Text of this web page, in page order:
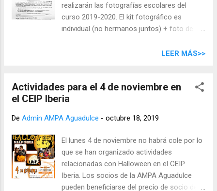
realizarán las fotografías escolares del
curso 2019-2020. El kit fotográfico es
individual (no hermanos juntos) + foto de
imagen y descargar el PDF para másLEER MÁS>>
Actividades para el 4 de noviembre en
el CEIP Iberia
De Admin AMPA Aguadulce - octubre 18, 2019
El lunes 4 de noviembre no habrá cole por lo
que se han organizado actividades
relacionadas con Halloween en el CEIP
Iberia. Los socios de la AMPA Aguadulce
pueden beneficiarse del precio de socio de la